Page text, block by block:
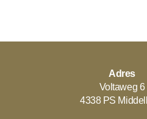
Adres
Voltaweg 6
4338 PS